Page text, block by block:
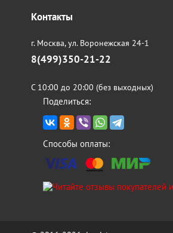
Контакты
г. Москва,ул. Воронежская 24-1
8(499)350-21-22
С 10:00 до 20:00 (без выходных)
Поделиться:
Способы оплаты: